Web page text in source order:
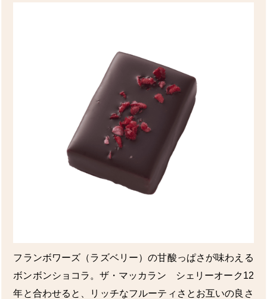
フランボワーズ（ラズベリー）の甘酸っぱさが味わえる
ボンボンショコラ。ザ・マッカラン シェリーオーク12
年と合わせると、リッチなフルーティさとお互いの良さ